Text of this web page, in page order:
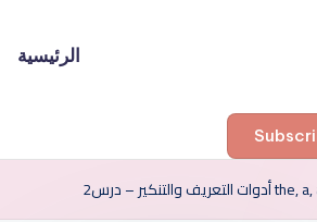
الرئيسية